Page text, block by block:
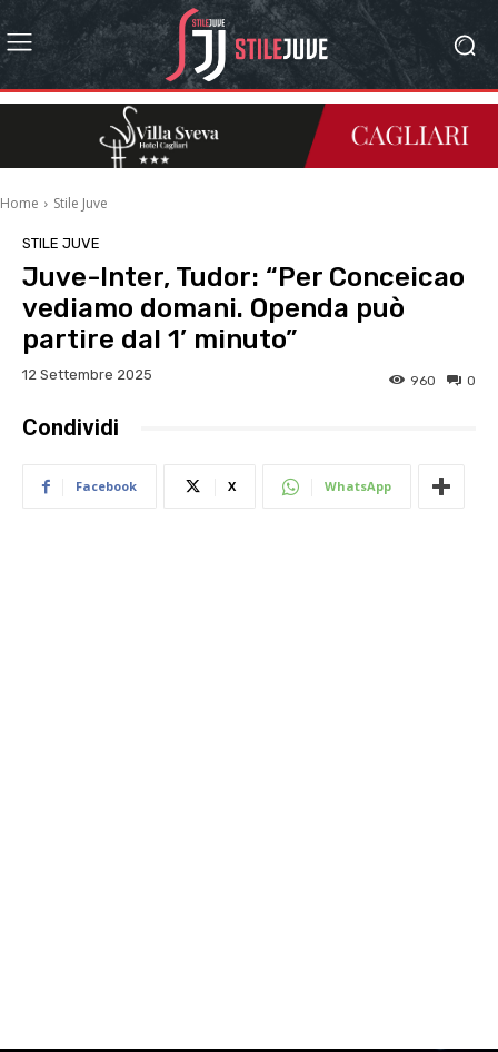
Home Stile Juve
STILE JUVE
Juve-Inter, Tudor: “Per Conceicao
vediamo domani. Openda può
partire dal 1’ minuto”
12 Settembre 2025 0
960
Condividi
Facebook X WhatsApp